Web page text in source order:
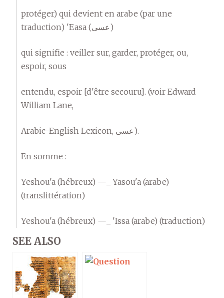
protéger) qui devient en arabe (par une
traduction) 'Easa (عسى)
qui signifie : veiller sur, garder, protéger, ou,
espoir, sous
entendu, espoir [d'être secouru]. (voir Edward
William Lane,
Arabic-English Lexicon, عسى).
En somme :
Yeshou'a (hébreux) —_ Yasou'a (arabe)
(translittération)
Yeshou'a (hébreux) —_ 'Issa (arabe) (traduction)
SEE ALSO